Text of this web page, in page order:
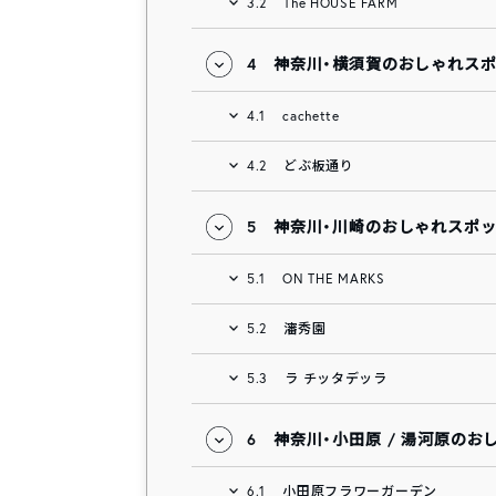
4 神奈川・横須賀のおしゃれス
4.1 cachette
4.2 どぶ板通り
5 神奈川・川崎のおしゃれスポ
5.1 ON THE MARKS
5.2 瀋秀園
5.3 ラ チッタデッラ
6 神奈川・小田原 / 湯河原のお
6.1 小田原フラワーガーデン